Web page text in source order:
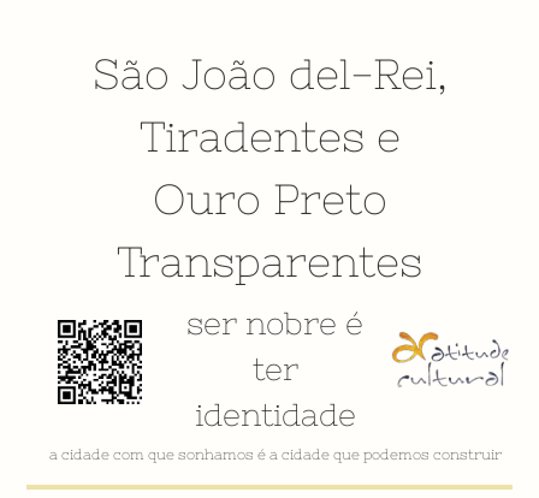
São João del-Rei,
Tiradentes e
Ouro Preto
Transparentes
ser nobre é
ter
identidade
a cidade com que sonhamos é a cidade que podemos construir